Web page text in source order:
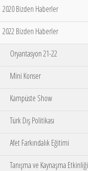
2020 Bizden Haberler
2022 Bizden Haberler
Oryantasyon 21-22
Mini Konser
Kampüste Show
Türk Dış Politikası
Afet Farkındalık Eğitimi
Tanışma ve Kaynaşma Etkinliği